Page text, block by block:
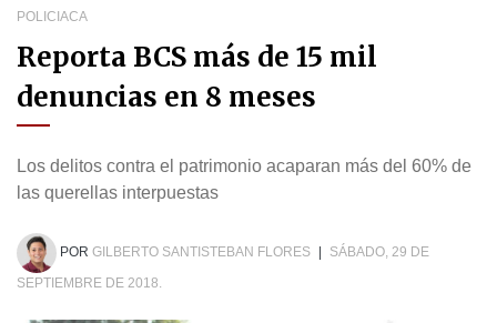
POLICIACA
Reporta BCS más de 15 mil
denuncias en 8 meses
Los delitos contra el patrimonio acaparan más del 60% de
las querellas interpuestas
POR GILBERTO SANTISTEBAN FLORES
SÁBADO, 29 DE
SEPTIEMBRE DE 2018.